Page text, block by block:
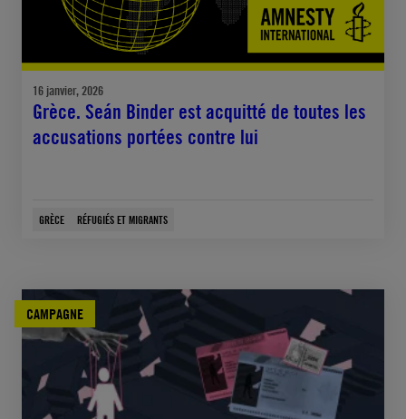
16 janvier, 2026
Grèce. Seán Binder est acquitté de toutes les
accusations portées contre lui
GRÈCE RÉFUGIÉS ET MIGRANTS
CAMPAGNE